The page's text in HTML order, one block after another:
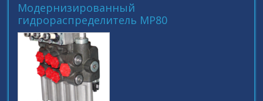
Модернизированный
гидрораспределитель МР80